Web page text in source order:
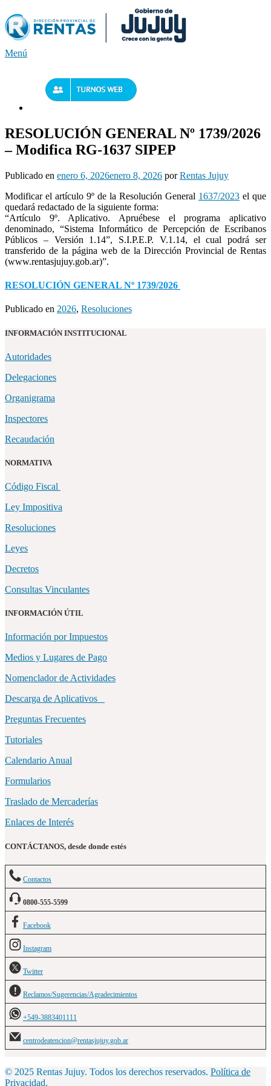
al
contenido
Menú
RESOLUCIÓN GENERAL Nº 1739/2026
– Modifica RG-1637 SIPEP
Publicado en enero 6, 2026enero 8, 2026 porRentas Jujuy
Modificar el artículo 9º de la Resolución General 1637/2023 el que
quedará redactado de la siguiente forma:
“Artículo 9º. Aplicativo. Apruébese el programa aplicativo
denominado, “Sistema Informático de Percepción de Escribanos
Públicos – Versión 1.14”, S.I.P.E.P. V.1.14, el cual podrá ser
transferido de la página web de la Dirección Provincial de Rentas
(www.rentasjujuy.gob.ar)”.
RESOLUCIÓN GENERAL Nº 1739/2026
Publicado en 2026, Resoluciones
INFORMACIÓN INSTITUCIONAL
Autoridades
Delegaciones
Organigrama
Inspectores
Recaudación
NORMATIVA
Código Fiscal
Ley Impositiva
Resoluciones
Leyes
Decretos
Consultas Vinculantes
INFORMACIÓN ÚTIL
Información por Impuestos
Medios y Lugares de Pago
Nomenclador de Actividades
Descarga de Aplicativos
Preguntas Frecuentes
Tutoriales
Calendario Anual
Formularios
Traslado de Mercaderías
Enlaces de Interés
CONTÁCTANOS, desde donde estés
Contactos
0800-555-5599
Facebook
Instagram
Twitter
Reclamos/Sugerencias/Agradecimientos
+549-3883401111
centrodeatencion@rentasjujuy.gob.ar
© 2025 Rentas Jujuy. Todos los derechos reservados. Política de
Privacidad.